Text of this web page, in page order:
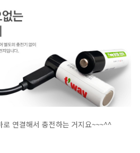
로 연결해서 충전하는 거지요~~~^^